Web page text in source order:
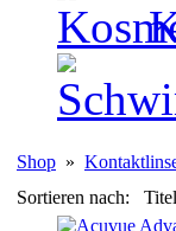
Shop »
Sortieren nach: Titel